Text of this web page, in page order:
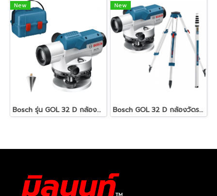
New
Bosch รุ่น GOL 32 D กล้องวัดระดับ ขยายได้ 32 เท่า 120 เมตร ( ใช้คู่กับ BT 160 ) (0601068500)
New
Bosch GOL 32 D กล้องวัดระดับ ขยายได้ 32 เท่า ( 120 เมตร ) + BT 160 + GR 500 (06159940RH)